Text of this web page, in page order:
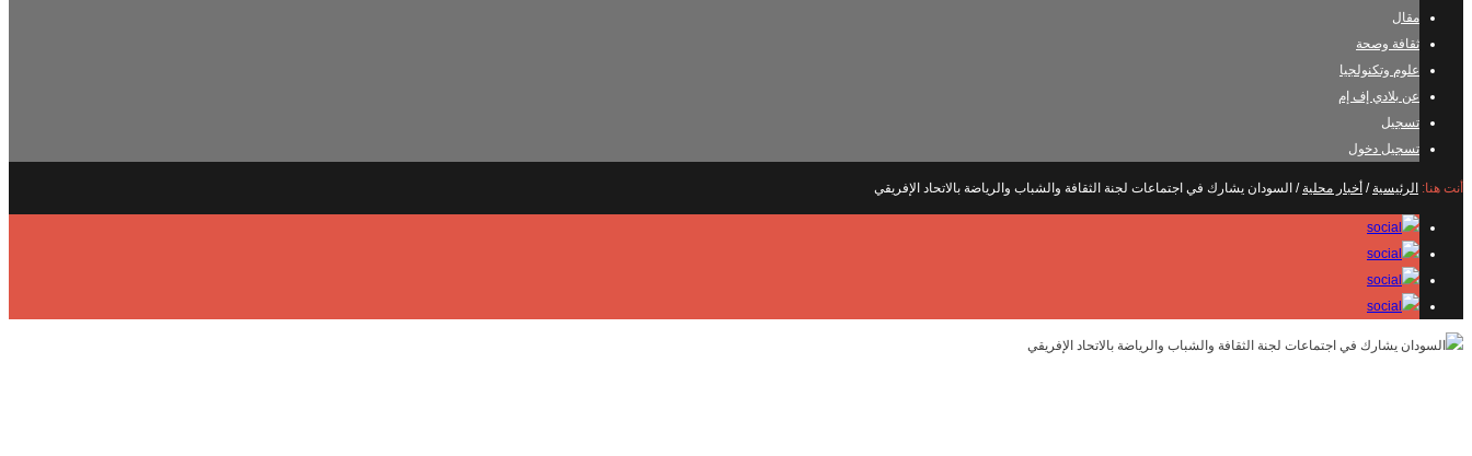
مقال
ثقافة وصحة
علوم وتكنولجيا
عن بلادي إف إم
تسجيل
تسجيل دخول
أنت هنا: الرئيسية / أخبار محلية / السودان يشارك في اجتماعات لجنة الثقافة والشباب والرياضة بالاتحاد الإفريقي